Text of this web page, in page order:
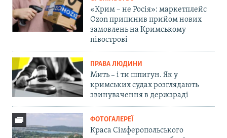
«Крим – не Росія»: маркетплейс
Ozon припинив прийом нових
замовлень на Кримському
півострові
ПРАВА ЛЮДИНИ
Мить – і ти шпигун. Як у
кримських судах розглядають
звинувачення в держзраді
ФОТОГАЛЕРЕЇ
Краса Сімферопольського